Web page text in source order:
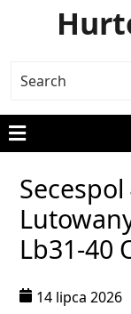
Secespol
Lb31-40
14 lipca 2026